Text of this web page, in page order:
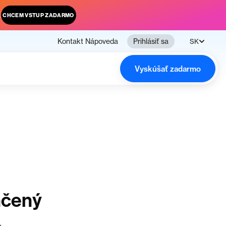
CHCEM VSTUP ZADARMO
Kontakt Nápoveda Prihlásiť sa SK
Vyskúšať zadarmo